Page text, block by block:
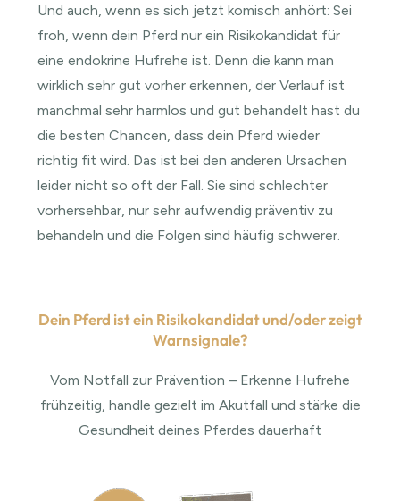
Und auch, wenn es sich jetzt komisch anhört: Sei
froh, wenn dein Pferd nur ein Risikokandidat für
eine endokrine Hufrehe ist. Denn die kann man
wirklich sehr gut vorher erkennen, der Verlauf ist
manchmal sehr harmlos und gut behandelt hast du
die besten Chancen, dass dein Pferd wieder
richtig fit wird. Das ist bei den anderen Ursachen
leider nicht so oft der Fall. Sie sind schlechter
vorhersehbar, nur sehr aufwendig präventiv zu
behandeln und die Folgen sind häufig schwerer.
Dein Pferd ist ein Risikokandidat und/oder zeigt
Warnsignale?
Vom Notfall zur Prävention – Erkenne Hufrehe
frühzeitig, handle gezielt im Akutfall und stärke die
Gesundheit deines Pferdes dauerhaft